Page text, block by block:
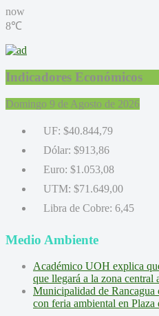
now
8℃
Indicadores Económicos
Domingo 9 de Agosto de 2026
UF: $40.844,79
Dólar: $913,86
Euro: $1.053,08
UTM: $71.649,00
Libra de Cobre: 6,45
Medio Ambiente
Académico UOH explica
que llegará a la zona central
Municipalidad de Rancagua
con feria ambiental en Plaza